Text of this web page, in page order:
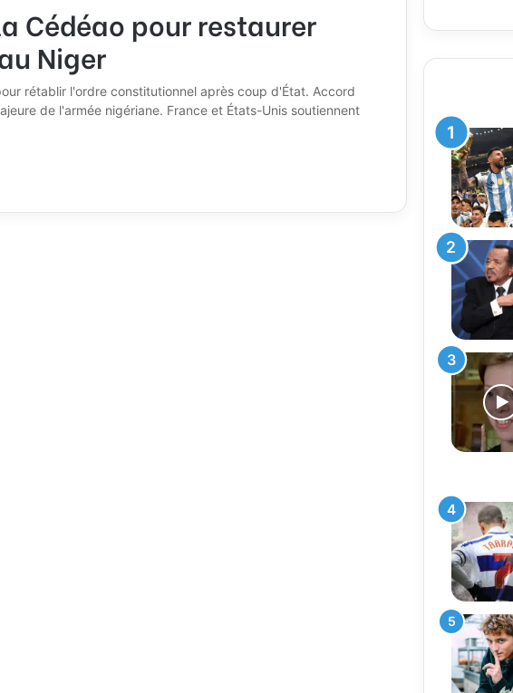
Cédéao pour restaurer
Niger
rétablir l'ordre constitutionnel après coup d'État. Accord
de l'armée nigériane. France et États-Unis soutiennent